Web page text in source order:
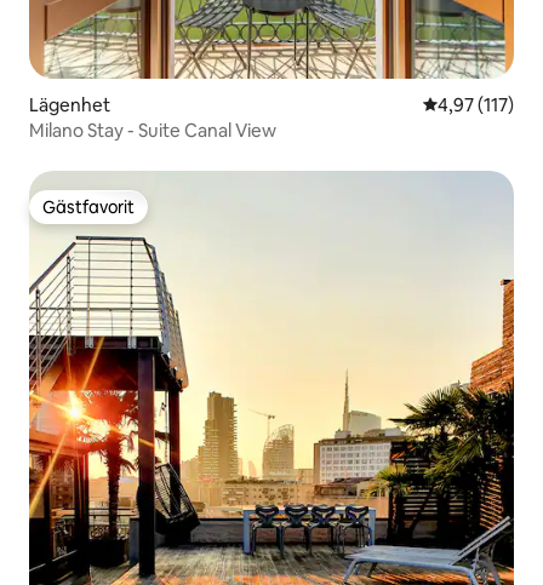
Lägenhet 4,97 av 5 i
4,97 (117)
Milano Stay - Suite Canal View
Gästfavorit
Gästfavorit